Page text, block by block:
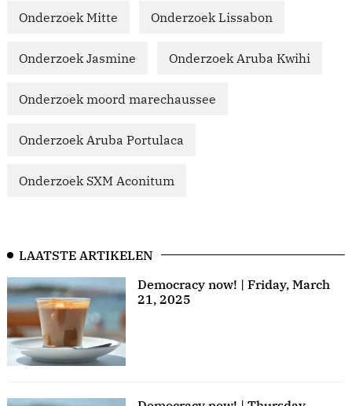
Onderzoek Mitte Onderzoek Lissabon
Onderzoek Jasmine Onderzoek Aruba Kwihi
Onderzoek moord marechaussee
Onderzoek Aruba Portulaca
Onderzoek SXM Aconitum
LAATSTE ARTIKELEN
Democracy now! | Friday, March
21, 2025